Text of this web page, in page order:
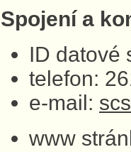
Spojení a
ID datové
telefon:
e-mail:
www